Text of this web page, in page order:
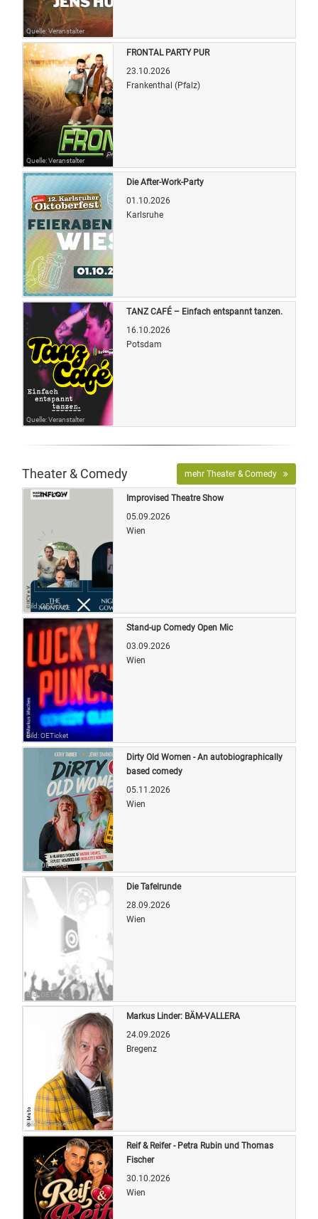
Quelle: Veranstalter
Quelle: Veranstalter
FRONTAL PARTY PUR
23.10.2026
Frankenthal (Pfalz)
Quelle: Veranstalter
Die After-Work-Party
01.10.2026
Karlsruhe
Quelle: Veranstalter
TANZ CAFÉ – Einfach entspannt tanzen.
16.10.2026
Potsdam
Theater & Comedy mehr Theater & Comedy
Bild: OETicket
Improvised Theatre Show
05.09.2026
Wien
Bild: OETicket
Stand-up Comedy Open Mic
03.09.2026
Wien
Bild: OETicket
Dirty Old Women - An autobiographically
based comedy
05.11.2026
Wien
Bild: OETicket
Die Tafelrunde
28.09.2026
Wien
Bild: OETicket
Markus Linder: BÄM-VALLERA
24.09.2026
Bregenz
Reif & Reifer - Petra Rubin und Thomas
Fischer
30.10.2026
Wien